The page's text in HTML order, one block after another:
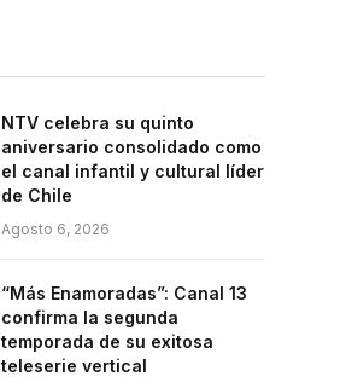
NTV celebra su quinto
aniversario consolidado como
el canal infantil y cultural líder
de Chile
Agosto 6, 2026
“Más Enamoradas”: Canal 13
confirma la segunda
temporada de su exitosa
teleserie vertical